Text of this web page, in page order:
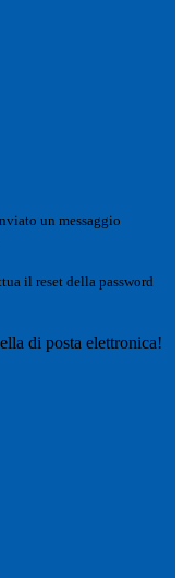
un messaggio
il reset della password
di posta elettronica!